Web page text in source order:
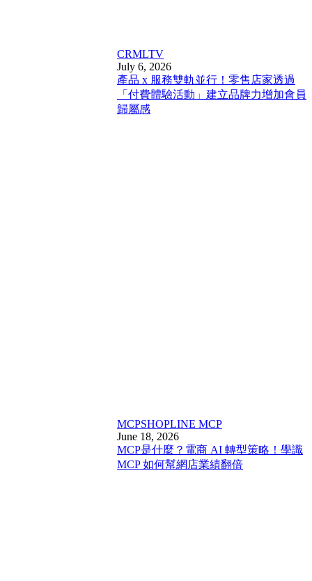
CRMLTV
July 6, 2026
產品 x 服務雙軌並行！零售店家透過
「付費體驗活動」建立品牌力增加會員
歸屬感
MCPSHOPLINE MCP
June 18, 2026
MCP是什麼？電商 AI 轉型策略！學識
MCP 如何幫網店業績翻倍